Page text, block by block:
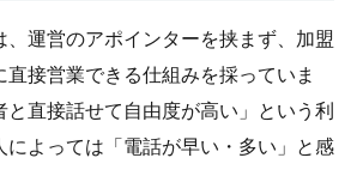
、運営のアポインターを挟まず、加盟
直接営業できる仕組みを採っていま
と直接話せて自由度が高い」という利
によっては「電話が早い・多い」と感